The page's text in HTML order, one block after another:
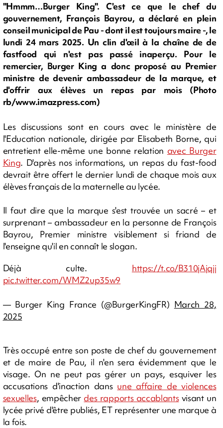
"Hmmm…Burger King". C'est ce que le chef du
gouvernement, François Bayrou, a déclaré en plein
conseil municipal de Pau - dont il est toujours maire -, le
lundi 24 mars 2025. Un clin d'œil à la chaîne de de
fastfood qui n'est pas passé inaperçu. Pour le
remercier, Burger King a donc proposé au Premier
ministre de devenir ambassadeur de la marque, et
d'offrir aux élèves un repas par mois (Photo
rb/www.imazpress.com)
Les discussions sont en cours avec le ministère de
l'Education nationale, dirigée par Elisabeth Borne, qui
entretient elle-même une bonne relation avec Burger
King. D'après nos informations, un repas du fast-food
devrait être offert le dernier lundi de chaque mois aux
élèves français de la maternelle au lycée.
Il faut dire que la marque s'est trouvée un sacré – et
surprenant – ambassadeur en la personne de François
Bayrou, Premier ministre visiblement si friand de
l'enseigne qu'il en connaît le slogan.
Déjà culte. https://t.co/B310jAjqjj
pic.twitter.com/WMZ2up35w9
— Burger King France (@BurgerKingFR) March 28,
2025
Très occupé entre son poste de chef du gouvernement
et de maire de Pau, il n'en sera évidemment que le
visage. On ne peut pas gérer un pays, esquiver les
accusations d'inaction dans une affaire de violences
sexuelles, empêcher des rapports accablantsvisant un
lycée privé d'être publiés, ET représenter une marque à
la fois.